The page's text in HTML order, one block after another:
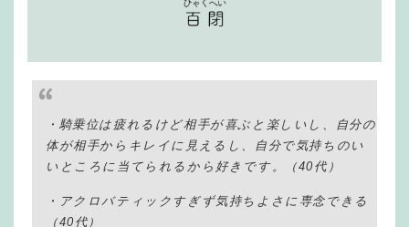
・騎乗位は疲れるけど相手が喜ぶと楽しいし、自分の
体が相手からキレイに見えるし、自分で気持ちのい
いところに当てられるから好きです。
（40代）
・アクロバティックすぎず気持ちよさに専念できる
（40代）